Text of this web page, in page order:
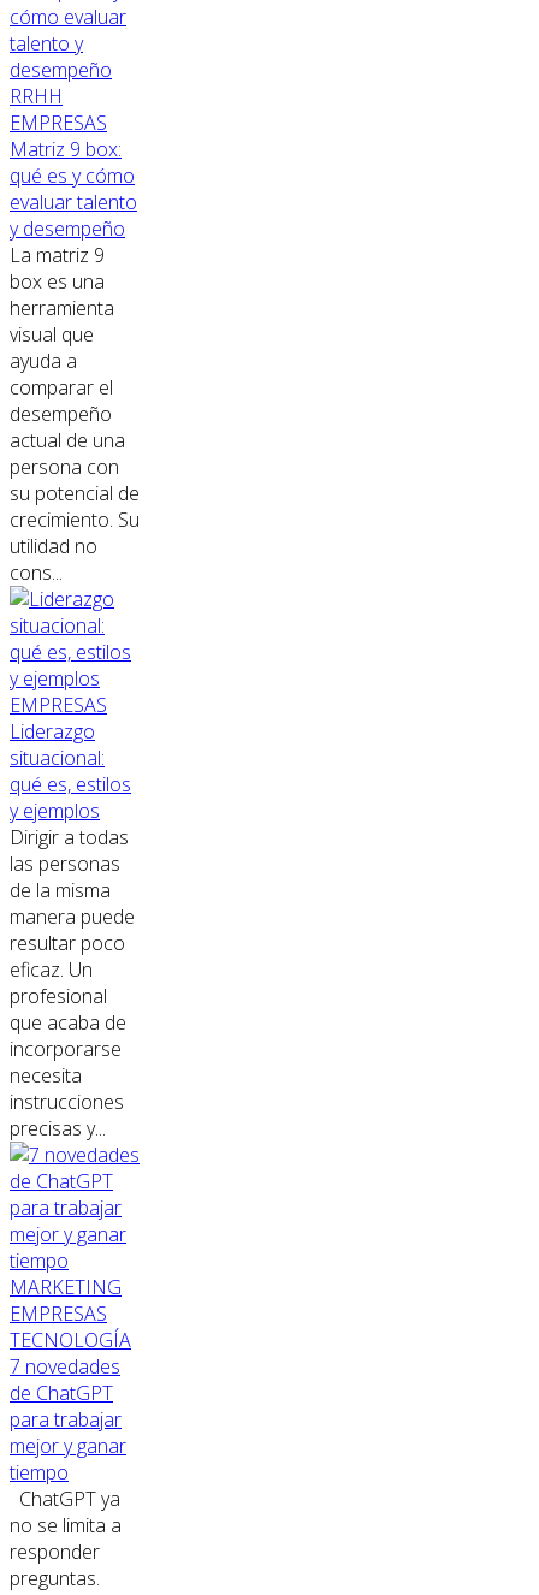
RRHH
EMPRESAS
Matriz 9 box:
qué es y cómo
evaluar talento
y desempeño
La matriz 9
box es una
herramienta
visual que
ayuda a
comparar el
desempeño
actual de una
persona con
su potencial de
crecimiento. Su
utilidad no
cons...
EMPRESAS
Liderazgo
situacional:
qué es, estilos
y ejemplos
Dirigir a todas
las personas
de la misma
manera puede
resultar poco
eficaz. Un
profesional
que acaba de
incorporarse
necesita
instrucciones
precisas y...
MARKETING
EMPRESAS
TECNOLOGÍA
7 novedades
de ChatGPT
para trabajar
mejor y ganar
tiempo
ChatGPT ya
no se limita a
responder
preguntas.